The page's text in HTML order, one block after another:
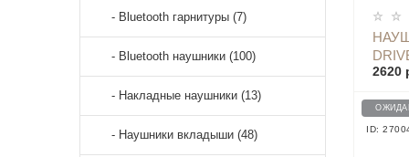
- Bluetooth гарнитуры (7)
- Bluetooth наушники (100)
- Накладные наушники (13)
- Наушники вкладыши (48)
2620
ID: